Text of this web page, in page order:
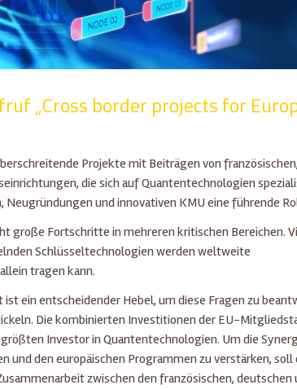
„Cross border projects for
Projekte mit Beiträgen von
die sich auf Quantentechnologien
und innovativen KMU eine führende
große Fortschritte in mehreren kritischen Bereichen.
Schlüsseltechnologien werden weltweite
tragen kann.
ein entscheidender Hebel, um diese Fragen zu
Die kombinierten Investitionen der EU-
Investor in Quantentechnologien. Um die
den europäischen Programmen zu verstärken, soll
zwischen den französischen, deutschen